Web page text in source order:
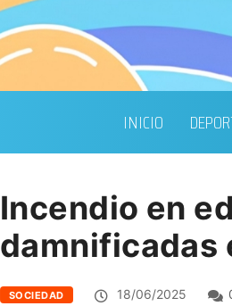
INICIO
Incendio en
damnificadas
SOCIEDAD 18/06/2025